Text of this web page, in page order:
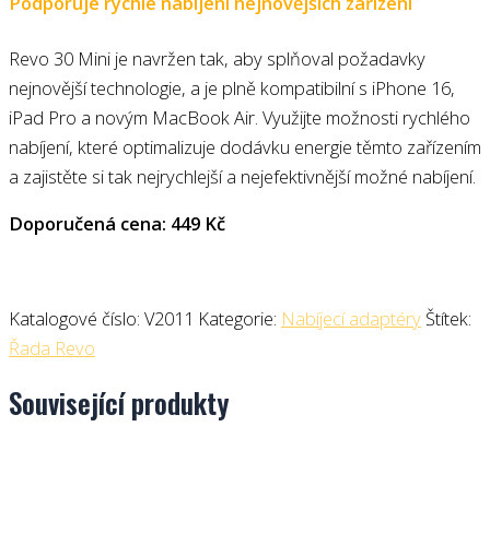
Revo 30 Mini je navržen tak, aby splňoval požadavky
nejnovější technologie, a je plně kompatibilní s iPhone 16,
iPad Pro a novým MacBook Air. Využijte možnosti rychlého
nabíjení, které optimalizuje dodávku energie těmto zařízením
a zajistěte si tak nejrychlejší a nejefektivnější možné nabíjení.
Doporučená cena: 449 Kč
Katalogové číslo: V2011 Kategorie: Nabíjecí adaptéry Štítek:
Řada Revo
Související produkty